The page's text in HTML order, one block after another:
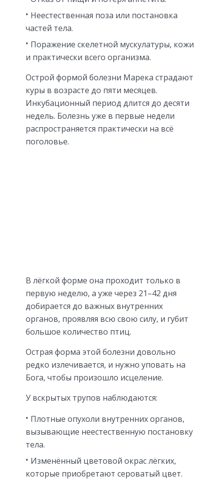
Неестественная поза или постановка
частей тела.
Поражение скелетной мускулатуры, кожи
и практически всего организма.
Острой формой болезни Марека страдают
куры в возрасте до пяти месяцев.
Инкубационный период длится до десяти
недель. Болезнь уже в первые недели
распространяется практически на всё
поголовье.
В лёгкой форме она проходит только в
первую неделю, а уже через 21–42 дня
добирается до важных внутренних
органов, проявляя всю свою силу, и губит
большое количество птиц.
Острая форма этой болезни довольно
редко излечивается, и нужно уповать на
Бога, чтобы произошло исцеление.
У вскрытых трупов наблюдаются:
Плотные опухоли внутренних органов,
вызывающие неестественную постановку
тела.
Изменённый цветовой окрас лёгких,
которые приобретают сероватый цвет.